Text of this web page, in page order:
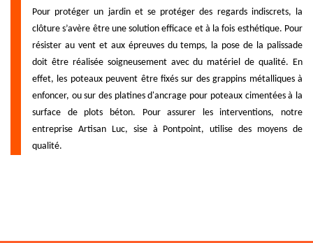
Pour protéger un jardin et se protéger des regards indiscrets, la
clôture s’avère être une solution efficace et à la fois esthétique. Pour
résister au vent et aux épreuves du temps, la pose de la palissade
doit être réalisée soigneusement avec du matériel de qualité. En
effet, les poteaux peuvent être fixés sur des grappins métalliques à
enfoncer, ou sur des platines d'ancrage pour poteaux cimentées à la
surface de plots béton. Pour assurer les interventions, notre
entreprise Artisan Luc, sise à Pontpoint, utilise des moyens de
qualité.